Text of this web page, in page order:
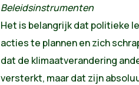
Beleidsinstrumenten
Het is belangrijk dat politieke
acties te plannen en zich
dat de klimaatverandering
versterkt, maar dat zijn